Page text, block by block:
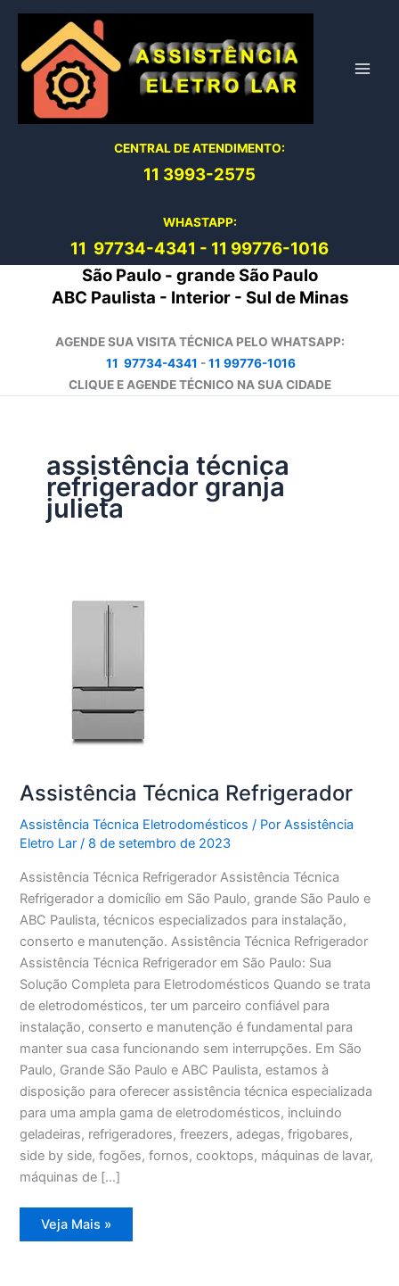
conteúdo
CENTRAL DE ATENDIMENTO:
11 3993-2575
WHASTAPP:
11 97734-4341 - 11 99776-1016
São Paulo - grande São Paulo
ABC Paulista - Interior - Sul de Minas
AGENDE SUA VISITA TÉCNICA PELO WHATSAPP:
11 97734-4341 -11 99776-1016
CLIQUE E AGENDE TÉCNICO NA SUA CIDADE
assistência técnica
refrigerador granja
julieta
Assistência Técnica Refrigerador
Assistência Técnica Eletrodomésticos / PorAssistência
Eletro Lar/ 8 de setembro de 2023
Assistência Técnica Refrigerador Assistência Técnica
Refrigerador a domicílio em São Paulo, grande São Paulo e
ABC Paulista, técnicos especializados para instalação,
conserto e manutenção. Assistência Técnica Refrigerador
Assistência Técnica Refrigerador em São Paulo: Sua
Solução Completa para Eletrodomésticos Quando se trata
de eletrodomésticos, ter um parceiro confiável para
instalação, conserto e manutenção é fundamental para
manter sua casa funcionando sem interrupções. Em São
Paulo, Grande São Paulo e ABC Paulista, estamos à
disposição para oferecer assistência técnica especializada
para uma ampla gama de eletrodomésticos, incluindo
geladeiras, refrigeradores, freezers, adegas, frigobares,
side by side, fogões, fornos, cooktops, máquinas de lavar,
máquinas de […]
Assistência
Técnica
Veja Mais »